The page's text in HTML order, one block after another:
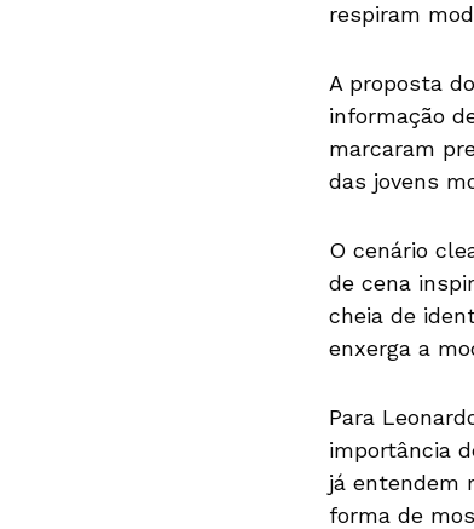
respiram
A proposta
informação
marcaram
das jovens
O cenário
de cena
cheia de
enxerga a
Para
importância
já entendem
forma de